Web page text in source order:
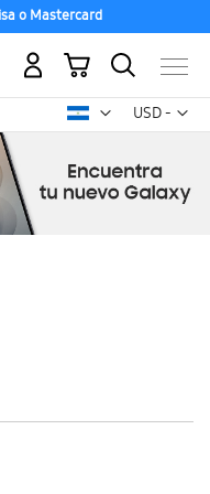
o Mastercard
USD -
dólar
Mi carrito